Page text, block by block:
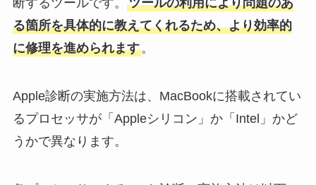
断するツールです。 ツールの利用により問題のあ
る箇所を具体的に教えてくれるため、より効率的
に修理を進められます。
Apple診断の実施方法は、MacBookに搭載されてい
るプロセッサが「Appleシリコン」か「Intel」かど
うかで異なります。